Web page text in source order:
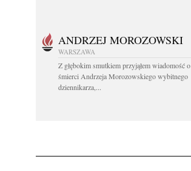
ANDRZEJ MOROZOWSKI
WARSZAWA
Z głębokim smutkiem przyjąłem wiadomość o
śmierci Andrzeja Morozowskiego wybitnego
dziennikarza,...